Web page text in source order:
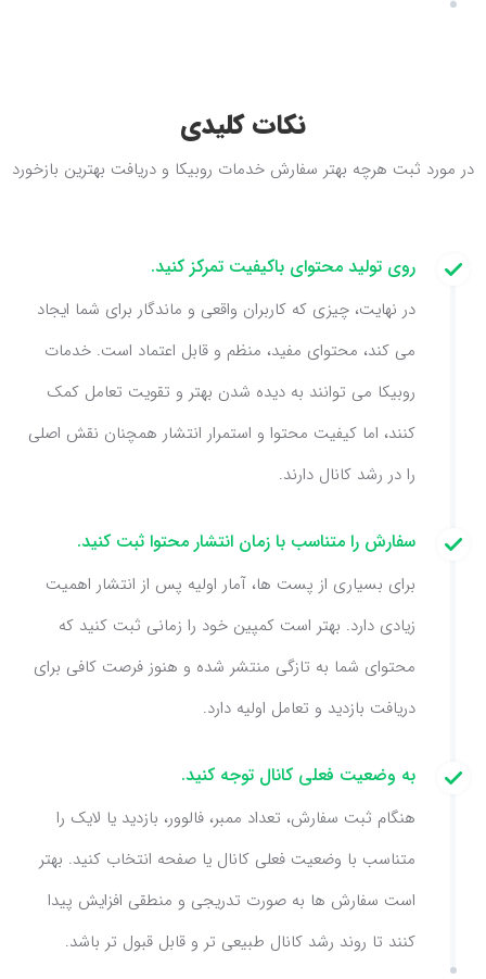
نکات کلیدی
در مورد ثبت هرچه بهتر سفارش خدمات روبیکا و دریافت بهترین بازخورد
روی تولید محتوای باکیفیت تمرکز کنید.
در نهایت، چیزی که کاربران واقعی و ماندگار برای شما ایجاد
می کند، محتوای مفید، منظم و قابل اعتماد است. خدمات
روبیکا می توانند به دیده شدن بهتر و تقویت تعامل کمک
کنند، اما کیفیت محتوا و استمرار انتشار همچنان نقش اصلی
را در رشد کانال دارند.
سفارش را متناسب با زمان انتشار محتوا ثبت کنید.
برای بسیاری از پست ها، آمار اولیه پس از انتشار اهمیت
زیادی دارد. بهتر است کمپین خود را زمانی ثبت کنید که
محتوای شما به تازگی منتشر شده و هنوز فرصت کافی برای
دریافت بازدید و تعامل اولیه دارد.
به وضعیت فعلی کانال توجه کنید.
هنگام ثبت سفارش، تعداد ممبر، فالوور، بازدید یا لایک را
متناسب با وضعیت فعلی کانال یا صفحه انتخاب کنید. بهتر
است سفارش ها به صورت تدریجی و منطقی افزایش پیدا
کنند تا روند رشد کانال طبیعی تر و قابل قبول تر باشد.